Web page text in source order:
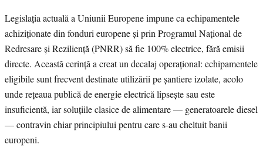
Legislația actuală a Uniunii Europene impune ca echipamentele
achiziționate din fonduri europene și prin Programul Național de
Redresare și Reziliență (PNRR) să fie 100% electrice, fără emisii
directe. Această cerință a creat un decalaj operațional: echipamentele
eligibile sunt frecvent destinate utilizării pe șantiere izolate, acolo
unde rețeaua publică de energie electrică lipsește sau este
insuficientă, iar soluțiile clasice de alimentare — generatoarele diesel
— contravin chiar principiului pentru care s-au cheltuit banii
europeni.